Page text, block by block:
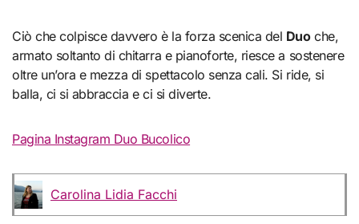
Ciò che colpisce davvero è la forza scenica del Duoche,
armato soltanto di chitarra e pianoforte, riesce a sostenere
oltre un’ora e mezza di spettacolo senza cali. Si ride, si
balla, ci si abbraccia e ci si diverte.
Pagina Instagram Duo Bucolico
Carolina Lidia Facchi